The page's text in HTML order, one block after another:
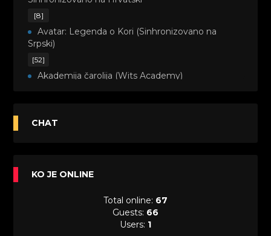
[8]
Avatar: Legenda o Kori (Sinhronizovano na
Srpski)
[52]
Akademija čarolija (Wits Academy)
Avanture Maje i Marka (Sinhronizovano na
Sinhronizovano na Srpski
A.T.O.M. (Alpha Teens On Machines)
Sinhronizovano na Hrvatski
CHAT
KO JE ONLINE
Total online: 67
Guests: 66
Users: 1